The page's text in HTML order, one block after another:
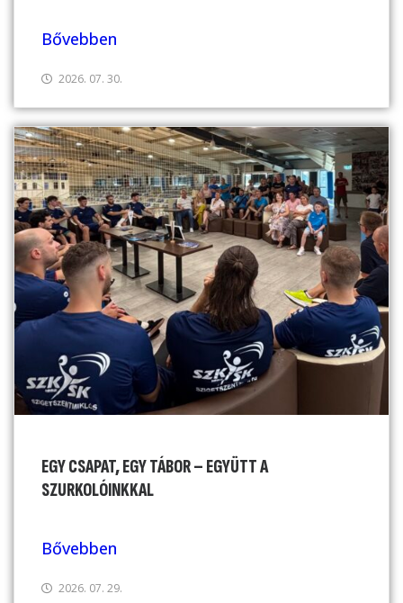
2026. 07. 30.
Bővebben
EGY CSAPAT, EGY TÁBOR – EGYÜTT A
SZURKOLÓINKKAL
2026. 07. 29.
Bővebben